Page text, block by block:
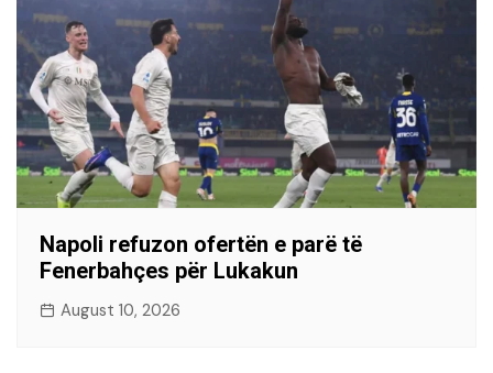
Napoli refuzon ofertën e parë të
Fenerbahçes për Lukakun
August 10, 2026